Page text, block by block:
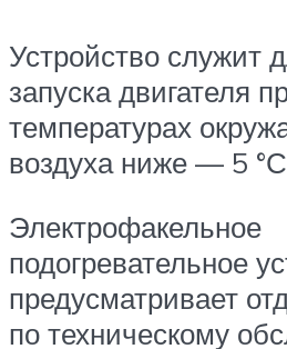
Устройство служит
запуска двигателя
температурах
воздуха ниже — 5
Электрофакельное
подогревательное
предусматривает
по техническому